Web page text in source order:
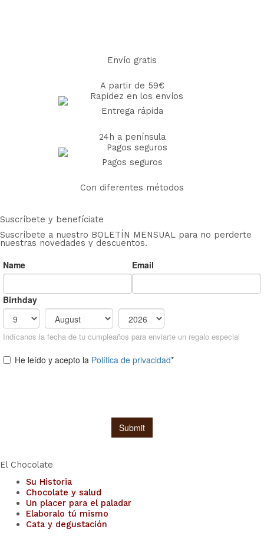
Envío gratis
A partir de 59€
Entrega rápida
24h a península
Pagos seguros
Con diferentes métodos
Suscríbete y benefíciate
Suscríbete a nuestro BOLETÍN MENSUAL para no perderte
nuestras novedades y descuentos.
El Chocolate
Su Historia
Chocolate y salud
Un placer para el paladar
Elaboralo tú mismo
Cata y degustación